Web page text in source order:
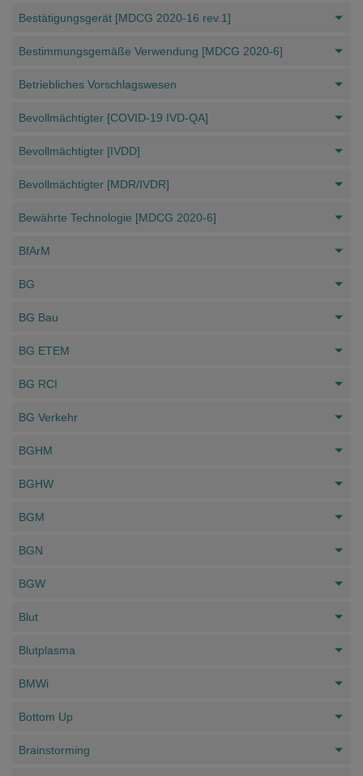
Bestätigungsgerät [MDCG 2020-16 rev.1]
Bestimmungsgemäße Verwendung [MDCG 2020-6]
Betriebliches Vorschlagswesen
Bevollmächtigter [COVID-19 IVD-QA]
Bevollmächtigter [IVDD]
Bevollmächtigter [MDR/IVDR]
Bewährte Technologie [MDCG 2020-6]
BfArM
BG
BG Bau
BG ETEM
BG RCI
BG Verkehr
BGHM
BGHW
BGM
BGN
BGW
Blut
Blutplasma
BMWi
Bottom Up
Brainstorming